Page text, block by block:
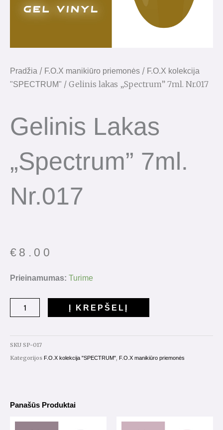
Pradžia / F.O.X manikiūro priemonės / F.O.X kolekcija
"SPECTRUM" / Gelinis lakas „Spectrum” 7ml. Nr.017
Gelinis Lakas
„Spectrum” 7ml.
Nr.017
€ 8.00
Prieinamumas: Turime
produkto
lakas
7ml.
Nr.017
Į KREPŠELĮ
SKU SP-017
Kategorijos F.O.X kolekcija "SPECTRUM", F.O.X manikiūro priemonės
Panašūs Produktai